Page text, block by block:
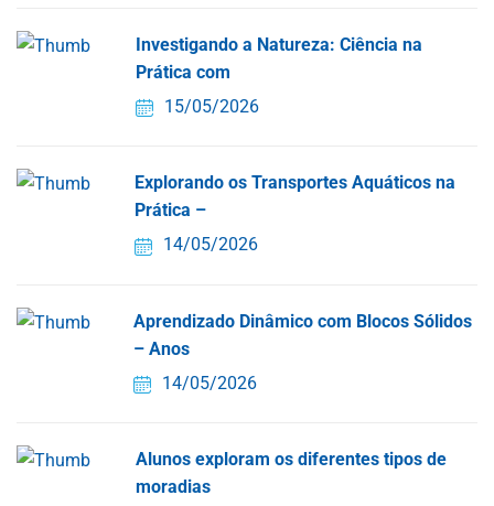
Investigando a Natureza: Ciência na
Prática com
15/05/2026
Explorando os Transportes Aquáticos na
Prática –
14/05/2026
Aprendizado Dinâmico com Blocos Sólidos
– Anos
14/05/2026
Alunos exploram os diferentes tipos de
moradias